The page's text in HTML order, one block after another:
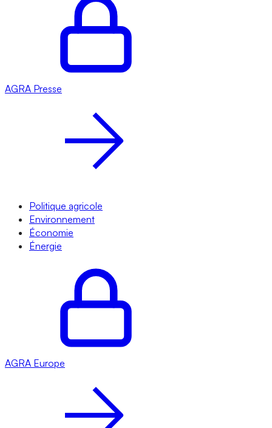
AGRA Presse
Politique agricole
Environnement
Économie
Énergie
AGRA Europe